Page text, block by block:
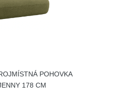
POHOVKA
178 CM